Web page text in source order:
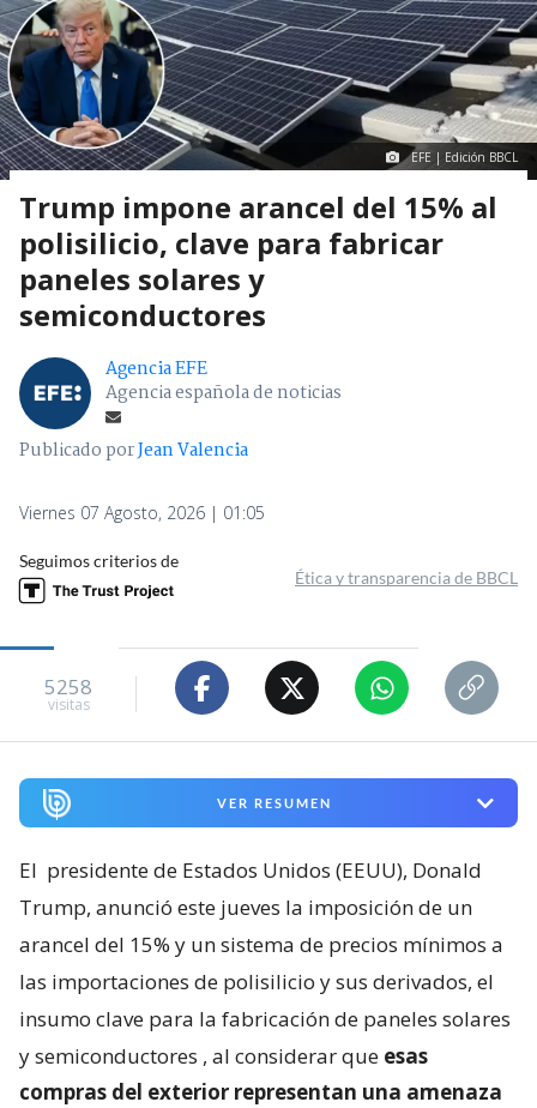
EFE | Edición BBCL
Trump impone arancel del 15% al
polisilicio, clave para fabricar
paneles solares y
semiconductores
Agencia EFE
Agencia española de noticias
Publicado porJean Valencia
Viernes 07 Agosto, 2026 | 01:05
Seguimos criterios de
Ética y transparencia de BBCL
5258
visitas
VER RESUMEN
El presidente de Estados Unidos (EEUU), Donald
Trump, anunció este jueves la imposición de un
arancel del 15% y un sistema de precios mínimos a
las importaciones de polisilicio y sus derivados, el
insumo clave para la fabricación de paneles solares
y semiconductores , al considerar que esas
compras del exterior representan una amenaza